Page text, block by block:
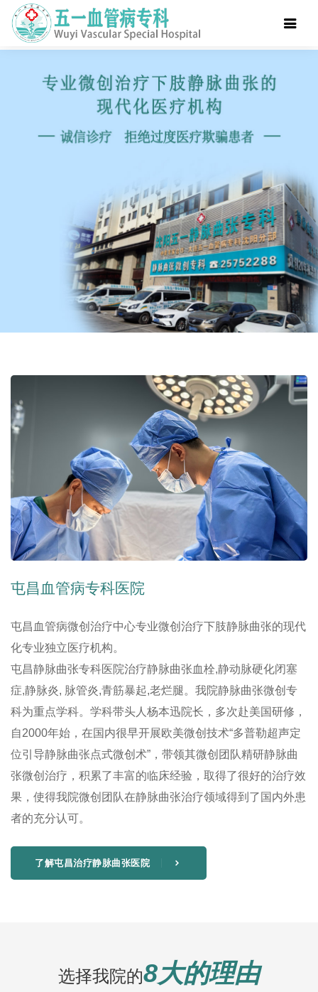
屯昌血管病专科医院
屯昌血管病微创治疗中心专业微创治疗下肢静脉曲张的现代
化专业独立医疗机构。
屯昌静脉曲张专科医院治疗静脉曲张血栓,静动脉硬化闭塞
症,静脉炎, 脉管炎,青筋暴起,老烂腿。我院静脉曲张微创专
科为重点学科。学科带头人杨本迅院长，多次赴美国研修，
自2000年始，在国内很早开展欧美微创技术“多普勒超声定
位引导静脉曲张点式微创术”，带领其微创团队精研静脉曲
张微创治疗，积累了丰富的临床经验，取得了很好的治疗效
果，使得我院微创团队在静脉曲张治疗领域得到了国内外患
者的充分认可。
了解屯昌治疗静脉曲张医院
选择我院的8大的理由